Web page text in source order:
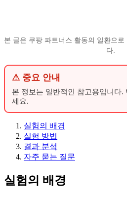
본 글은 쿠팡 파트너스 활동의 일환으
다.
⚠ 중요 안내
본 정보는 일반적인 참고용입니다.
세요.
실험의 배경
실험 방법
결과 분석
자주 묻는 질문
실험의 배경